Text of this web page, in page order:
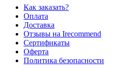
Как заказать?
Оплата
Доставка
Отзывы на Irecommend
Сертификаты
Оферта
Политика безопасности